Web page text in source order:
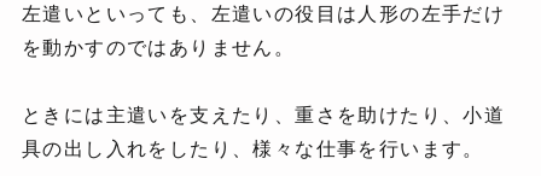
左遣いといっても、左遣いの役目は人形の左手だけ
を動かすのではありません。
ときには主遣いを支えたり、重さを助けたり、小道
具の出し入れをしたり、様々な仕事を行います。